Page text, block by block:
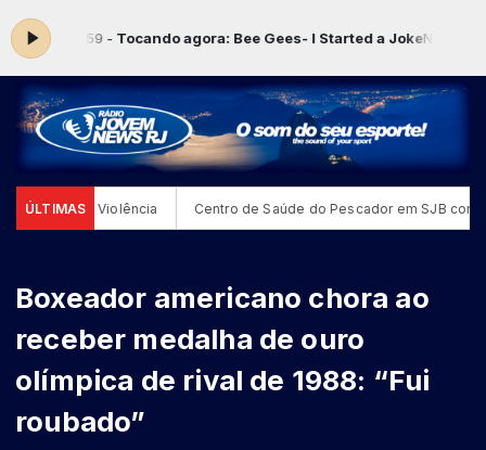
às 23:59 -Tocando agora: Bee Gees- I Started a JokeNo Ar!
ÚLTIMAS
Contra a Violência Centro de Saúde do Pescador em SJB
Boxeador americano chora ao
receber medalha de ouro
olímpica de rival de 1988: “Fui
roubado”